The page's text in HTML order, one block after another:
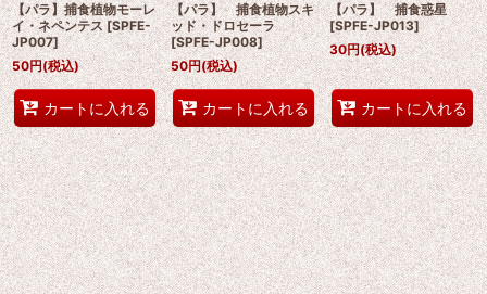
【パラ】捕食植物モーレ
イ・ネペンテス [SPFE-
JP007]
50円(税込)
カートに入れる
【パラ】 捕食植物スキ
ッド・ドロセーラ
[SPFE-JP008]
50円(税込)
カートに入れる
【パラ】 捕食惑星
[SPFE-JP013]
30円(税込)
カートに入れる